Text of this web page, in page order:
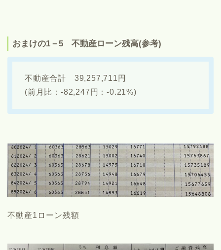
おまけの1－5 不動産ローン残高(参考)
不動産合計 39,257,711円
(前月比：-82,247円：-0.21%)
不動産1ローン残額